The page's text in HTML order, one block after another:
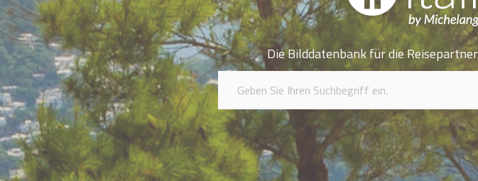
Die Bilddatenbank für die